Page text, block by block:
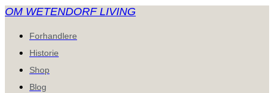
OM WETENDORF LIVING
Forhandlere
Historie
Shop
Blog